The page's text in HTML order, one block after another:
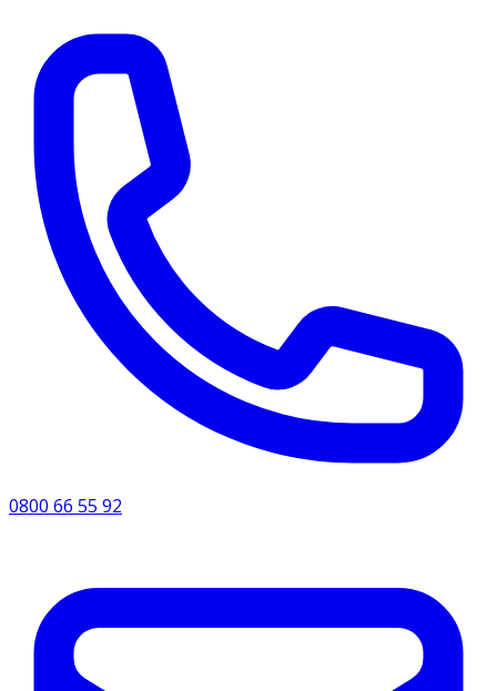
0800 66 55 92